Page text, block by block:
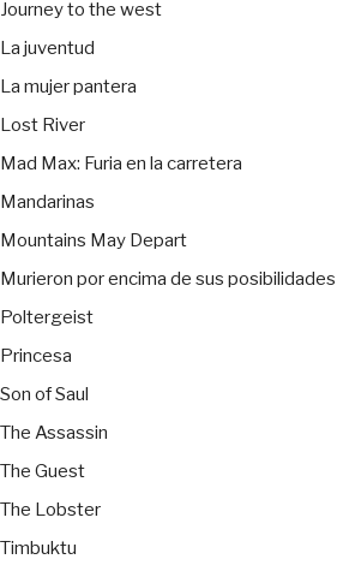
Journey to the west
La juventud
La mujer pantera
Lost River
Mad Max: Furia en la carretera
Mandarinas
Mountains May Depart
Murieron por encima de sus posibilidades
Poltergeist
Princesa
Son of Saul
The Assassin
The Guest
The Lobster
Timbuktu